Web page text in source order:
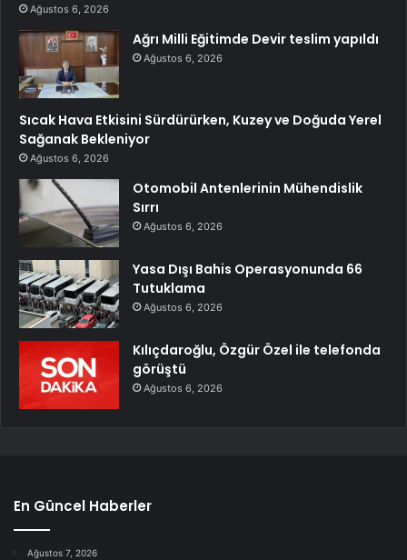
Ağustos 6, 2026
Ağrı Milli Eğitimde Devir teslim yapıldı
Ağustos 6, 2026
Sıcak Hava Etkisini Sürdürürken, Kuzey ve Doğuda Yerel
Sağanak Bekleniyor
Ağustos 6, 2026
Otomobil Antenlerinin Mühendislik
Sırrı
Ağustos 6, 2026
Yasa Dışı Bahis Operasyonunda 66
Tutuklama
Ağustos 6, 2026
Kılıçdaroğlu, Özgür Özel ile telefonda
görüştü
Ağustos 6, 2026
En Güncel Haberler
Ağustos 7, 2026